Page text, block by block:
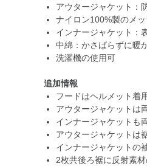
アウタージャケット：
ナイロン100%製のメ
インナージャケット：
中綿：かさばらずに暖
洗濯機の使用可
追加情報
フードはヘルメット着
アウタージャケットは
インナージャケットも
アウタージャケットは
インナージャケットの
2枚共後ろ裾に反射素